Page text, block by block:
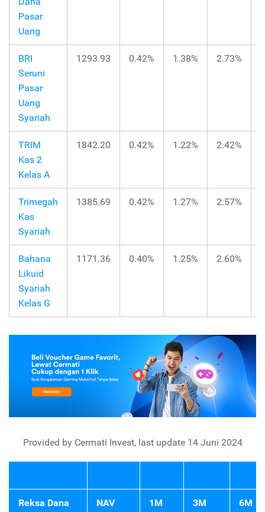
Pasar
Uang
BRI
Seruni
Pasar
Uang
Syariah
1293.93 0.42% 1.38% 2.73%
TRIM
Kas 2
Kelas A
1842.20 0.42% 1.22% 2.42%
Trimegah
Kas
Syariah
1385.69 0.42% 1.27% 2.57%
Bahana
Likuid
Syariah
Kelas G
1171.36 0.40% 1.25% 2.60%
Provided by Cermati Invest, last update 14 Juni 2024
Reksa Dana
NAV 1M 3M 6M